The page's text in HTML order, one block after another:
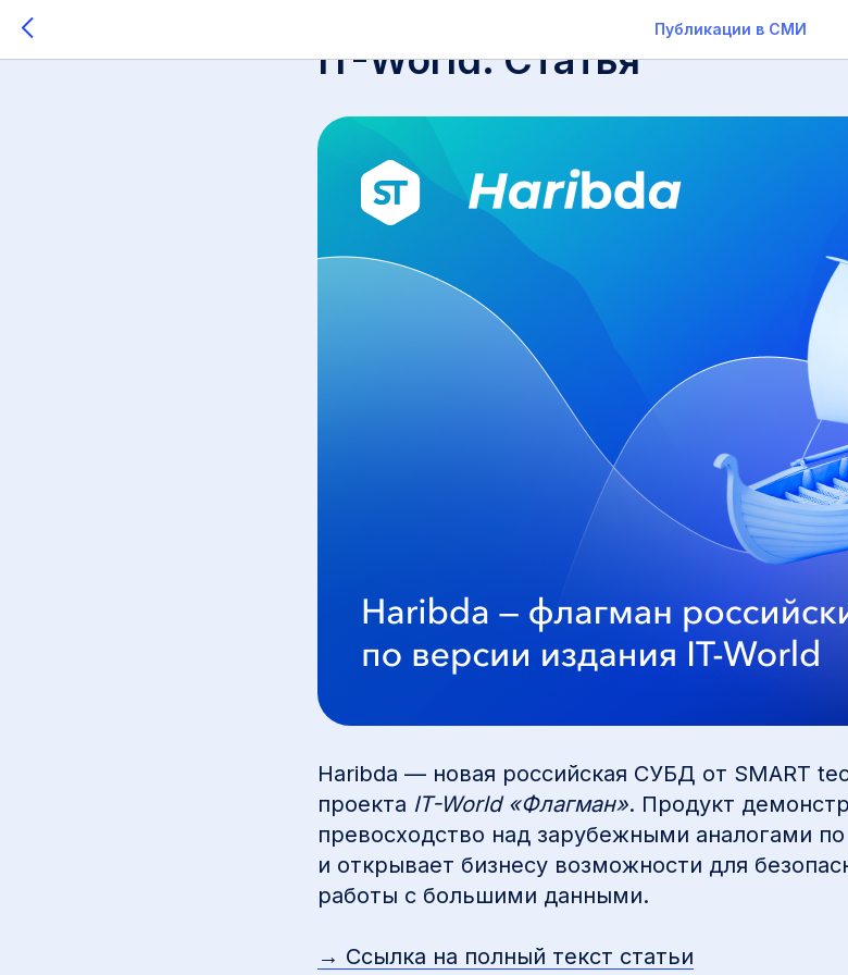
Публикации в СМИ
IT-World. Статья
Haribda — новая российская СУБД от SMART
проекта IT-World «Флагман». Продукт
превосходство над зарубежными аналогами по
и открывает бизнесу возможности для
работы с большими данными.
→ Ссылка на полный текст статьи